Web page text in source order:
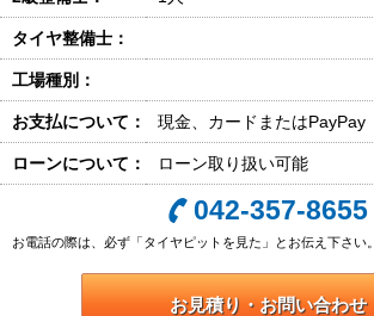
タイヤ整備士：
工場種別：
お支払について： 現金、カードまたはPayPay
ローンについて： ローン取り扱い可能
042-357-8655
お電話の際は、必ず「タイヤピットを見た」とお伝え下さい。
お見積り・お問い合わせ